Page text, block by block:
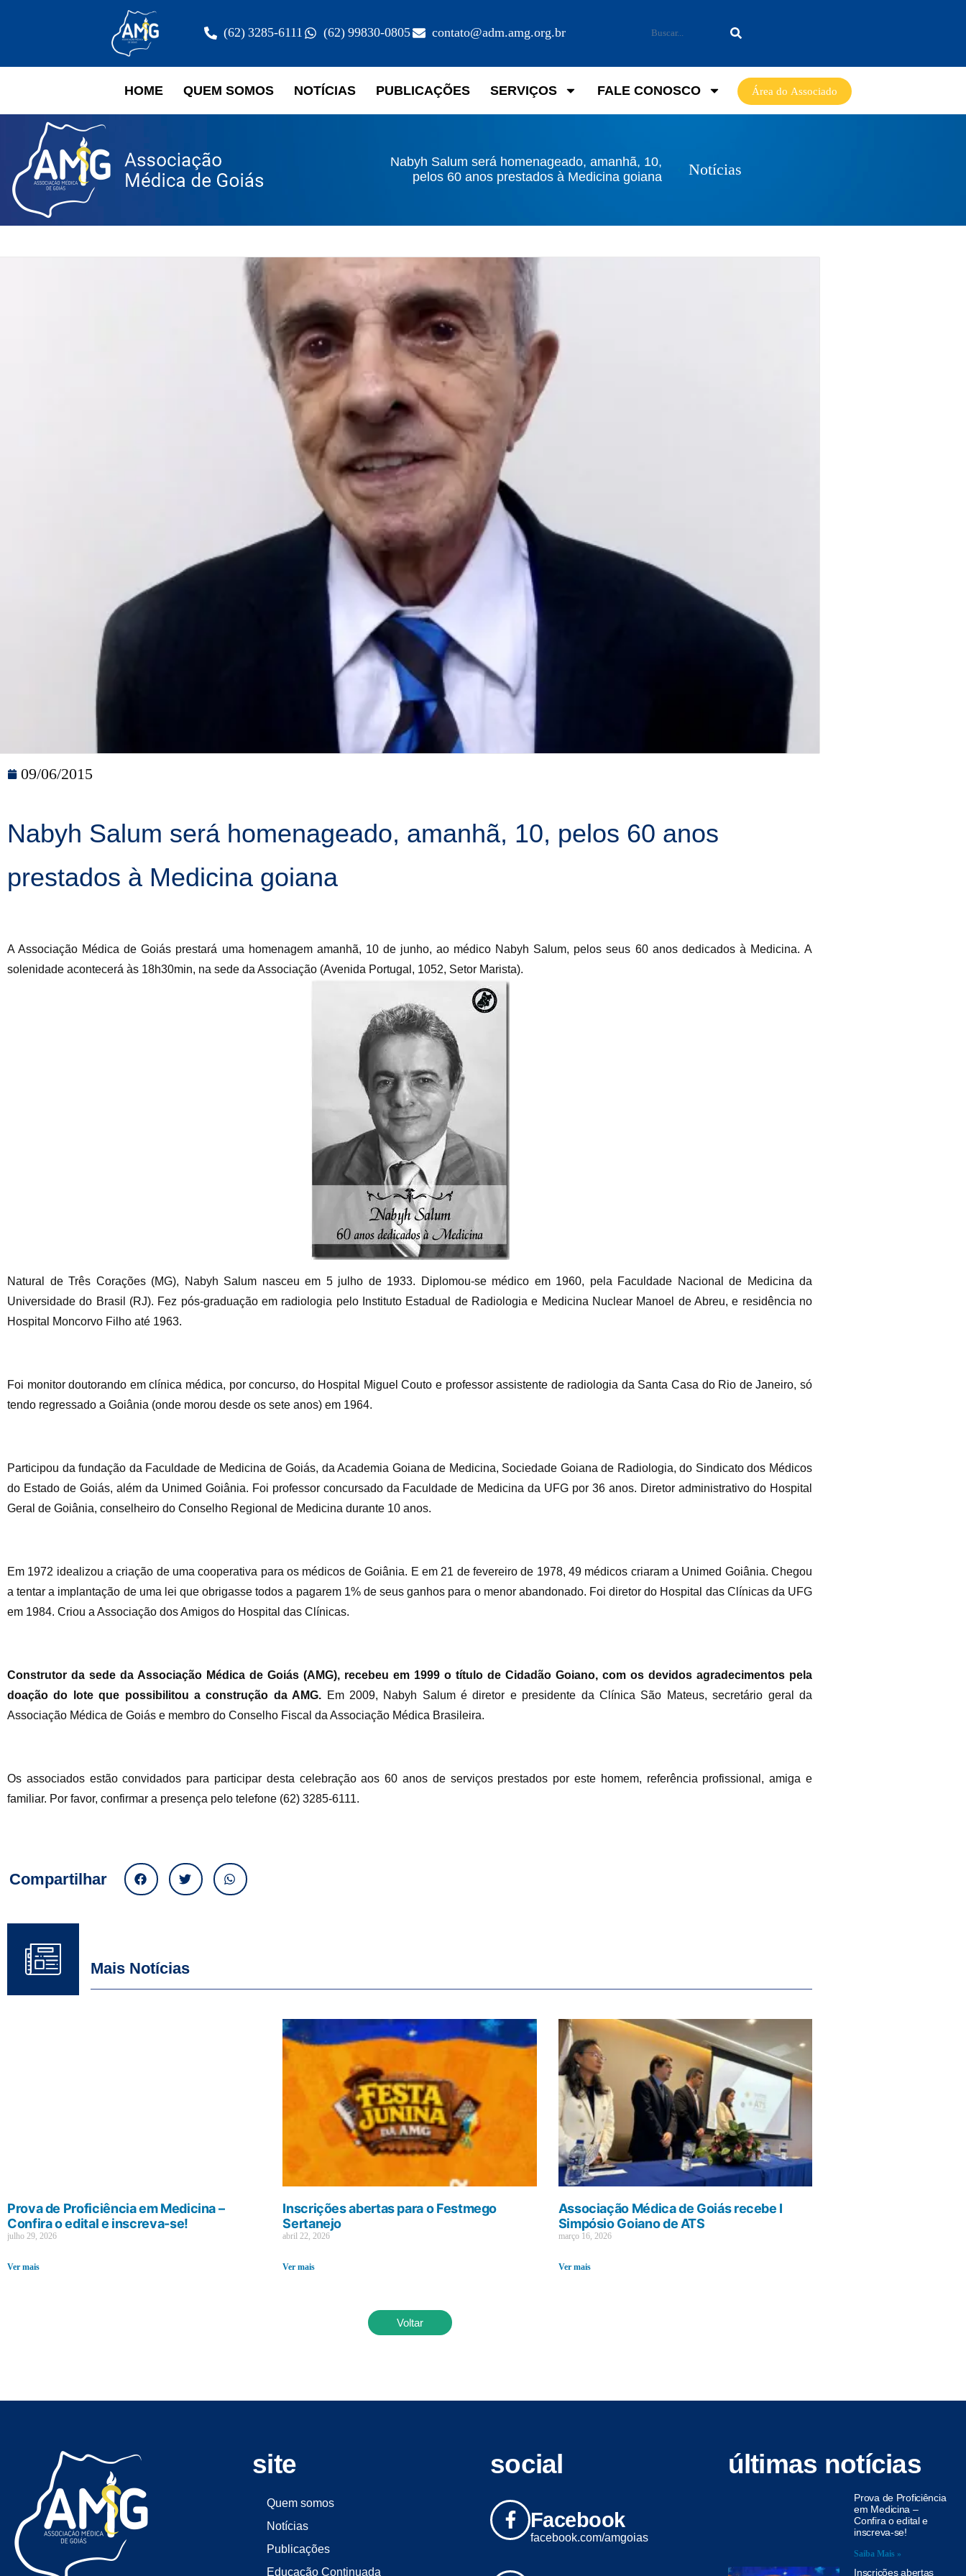
(62) 3285-6111 (62) 99830-0805 contato@adm.amg.org.br
HOME QUEM SOMOS NOTÍCIAS PUBLICAÇÕES SERVIÇOS FALE CONOSCO Área do Associado
Nabyh Salum será homenageado, amanhã, 10,
pelos 60 anos prestados à Medicina goiana
Notícias
09/06/2015
Nabyh Salum será homenageado, amanhã, 10, pelos 60 anos
prestados à Medicina goiana
A Associação Médica de Goiás prestará uma homenagem amanhã, 10 de junho, ao médico Nabyh Salum, pelos seus 60 anos dedicados à Medicina. A
solenidade acontecerá às 18h30min, na sede da Associação (Avenida Portugal, 1052, Setor Marista).
Natural de Três Corações (MG), Nabyh Salum nasceu em 5 julho de 1933. Diplomou-se médico em 1960, pela Faculdade Nacional de Medicina da
Universidade do Brasil (RJ). Fez pós-graduação em radiologia pelo Instituto Estadual de Radiologia e Medicina Nuclear Manoel de Abreu, e residência no
Hospital Moncorvo Filho até 1963.
Foi monitor doutorando em clínica médica, por concurso, do Hospital Miguel Couto e professor assistente de radiologia da Santa Casa do Rio de Janeiro, só
tendo regressado a Goiânia (onde morou desde os sete anos) em 1964.
Participou da fundação da Faculdade de Medicina de Goiás, da Academia Goiana de Medicina, Sociedade Goiana de Radiologia, do Sindicato dos Médicos
do Estado de Goiás, além da Unimed Goiânia. Foi professor concursado da Faculdade de Medicina da UFG por 36 anos. Diretor administrativo do Hospital
Geral de Goiânia, conselheiro do Conselho Regional de Medicina durante 10 anos.
Em 1972 idealizou a criação de uma cooperativa para os médicos de Goiânia. E em 21 de fevereiro de 1978, 49 médicos criaram a Unimed Goiânia. Chegou
a tentar a implantação de uma lei que obrigasse todos a pagarem 1% de seus ganhos para o menor abandonado. Foi diretor do Hospital das Clínicas da UFG
em 1984. Criou a Associação dos Amigos do Hospital das Clínicas.
Construtor da sede da Associação Médica de Goiás (AMG), recebeu em 1999 o título de Cidadão Goiano, com os devidos agradecimentos pela
doação do lote que possibilitou a construção da AMG. Em 2009, Nabyh Salum é diretor e presidente da Clínica São Mateus, secretário geral da
Associação Médica de Goiás e membro do Conselho Fiscal da Associação Médica Brasileira.
Os associados estão convidados para participar desta celebração aos 60 anos de serviços prestados por este homem, referência profissional, amiga e
familiar. Por favor, confirmar a presença pelo telefone (62) 3285-6111.
Compartilhar
Mais Notícias
Prova de Proficiência em Medicina –
Confira o edital e inscreva-se!
julho 29, 2026
Ver mais
Inscrições abertas para o Festmego
Sertanejo
abril 22, 2026
Ver mais
Associação Médica de Goiás recebe I
Simpósio Goiano de ATS
março 16, 2026
Ver mais
Voltar
site
Quem somos
Notícias
Publicações
Educação Continuada
social
Facebook
facebook.com/amgoias
últimas notícias
Prova de Proficiência
em Medicina –
Confira o edital e
inscreva-se!
Saiba Mais »
Inscrições abertas